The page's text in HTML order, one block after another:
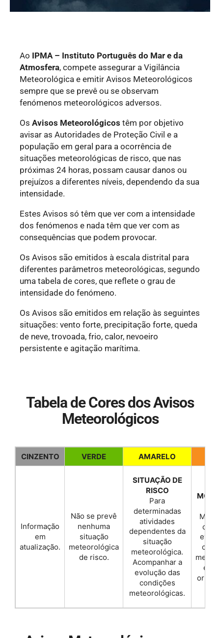
Ao IPMA – Instituto Português do Mar e da
Atmosfera, compete assegurar a Vigilância
Meteorológica e emitir Avisos Meteorológicos
sempre que se prevê ou se observam
fenómenos meteorológicos adversos.
Os Avisos Meteorológicos têm por objetivo
avisar as Autoridades de Proteção Civil e a
população em geral para a ocorrência de
situações meteorológicas de risco, que nas
próximas 24 horas, possam causar danos ou
prejuízos a diferentes níveis, dependendo da sua
intensidade.
Estes Avisos só têm que ver com a intensidade
dos fenómenos e nada têm que ver com as
consequências que podem provocar.
Os Avisos são emitidos à escala distrital para
diferentes parâmetros meteorológicas, segundo
uma tabela de cores, que reflete o grau de
intensidade do fenómeno.
Os Avisos são emitidos em relação às seguintes
situações: vento forte, precipitação forte, queda
de neve, trovoada, frio, calor, nevoeiro
persistente e agitação marítima.
Tabela de Cores dos Avisos
Meteorológicos
CINZENTO VERDE AMARELO
Informação
em
atualização.
Não se prevê
nenhuma
situação
meteorológica
de risco.
SITUAÇÃO DE
RISCO
Para
determinadas
atividades
dependentes da
situação
meteorológica.
Acompanhar a
evolução das
condições
meteorológicas.
con-
e